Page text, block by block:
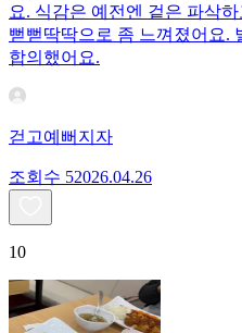
요. 식감은 예전엔 겉은 파삭
뻗뻗딱딱으로 좀 느껴졌어요.
합의했어요.
걷고예뻐지자
조회수 52026.04.26
10